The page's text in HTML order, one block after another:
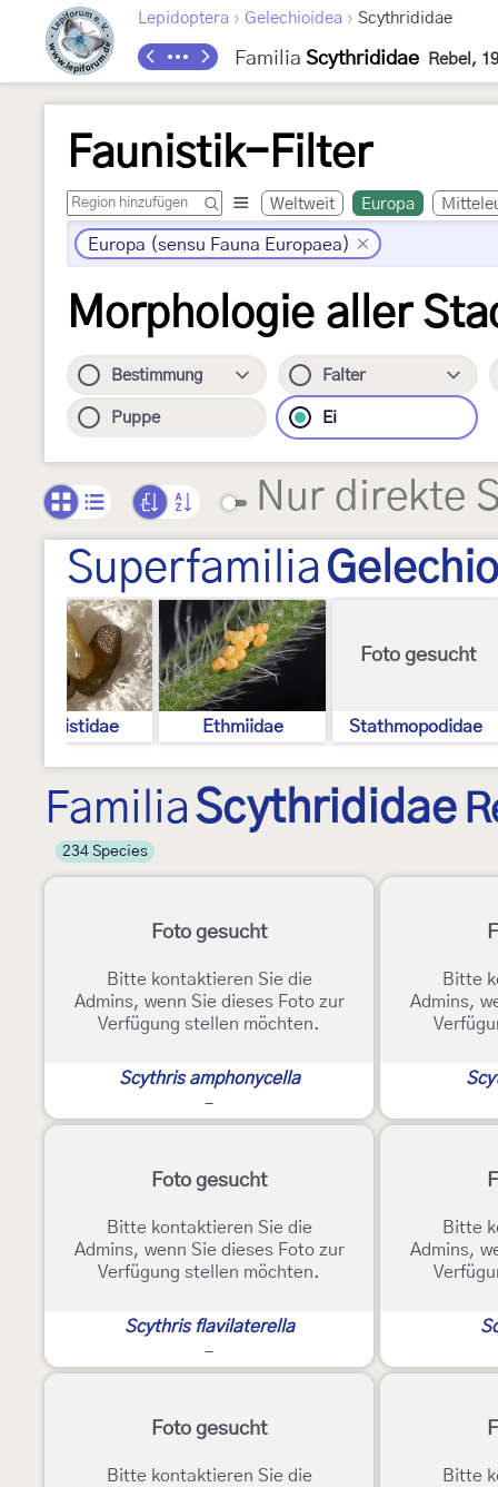
Lepidoptera › Gelechioidea › Scythrididae
Familia Scythrididae Rebel,
Faunistik-Filter
Weltweit Europa
Europa (sensu Fauna Europaea)
Morphologie aller
Bestimmung Falter
Puppe Ei
Nur direkte
Superfamilia
Elachistidae Ethmiidae
Foto gesucht
Stathmopodidae
Familia Scythrididae
234 Species
Foto gesucht
Bitte kontaktieren Sie die
Admins, wenn Sie dieses Foto zur
Verfügung stellen möchten.
Scythris amphonycella
-
Bitte
Admins,
Foto gesucht
Bitte kontaktieren Sie die
Admins, wenn Sie dieses Foto zur
Verfügung stellen möchten.
Scythris flavilaterella
-
Bitte
Admins,
Foto gesucht
Bitte kontaktieren Sie die
Bitte